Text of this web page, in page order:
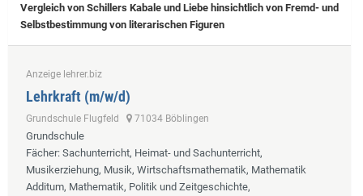
Vergleich von Schillers Kabale und Liebe hinsichtlich von Fremd- und
Selbstbestimmung von literarischen Figuren
Anzeige lehrer.biz
Lehrkraft (m/w/d)
Grundschule Flugfeld 71034 Böblingen
Grundschule
Fächer: Sachunterricht, Heimat- und Sachunterricht,
Musikerziehung, Musik, Wirtschaftsmathematik, Mathematik
Additum, Mathematik, Politik und Zeitgeschichte,